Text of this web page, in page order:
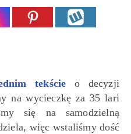
tekście o decyzji
na wycieczkę za 35 lari
się na samodzielną
więc wstaliśmy dość